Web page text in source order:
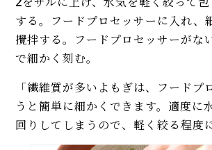
する。フードプロセッサーに入れ、
攪拌する。フードプロセッサーがな
で細かく刻む。
「繊維質が多いよもぎは、フードプ
うと簡単に細かくできます。適度に
回りしてしまうので、軽く絞る程度